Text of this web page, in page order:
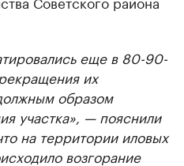
еще в 80-90-
их
образом
участка», — пояснили
на территории иловых
возгорание